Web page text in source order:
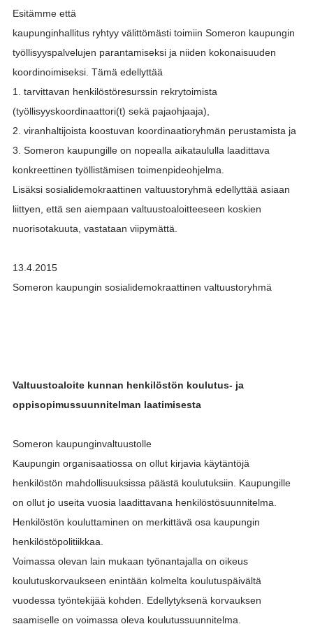
Esitämme että
kaupunginhallitus ryhtyy välittömästi toimiin Someron kaupungin
työllisyyspalvelujen parantamiseksi ja niiden kokonaisuuden
koordinoimiseksi. Tämä edellyttää
1. tarvittavan henkilöstöresurssin rekrytoimista
(työllisyyskoordinaattori(t) sekä pajaohjaaja),
2. viranhaltijoista koostuvan koordinaatioryhmän perustamista ja
3. Someron kaupungille on nopealla aikataululla laadittava
konkreettinen työllistämisen toimenpideohjelma.
Lisäksi sosialidemokraattinen valtuustoryhmä edellyttää asiaan
liittyen, että sen aiempaan valtuustoaloitteeseen koskien
nuorisotakuuta, vastataan viipymättä.
13.4.2015
Someron kaupungin sosialidemokraattinen valtuustoryhmä
Valtuustoaloite kunnan henkilöstön koulutus- ja
oppisopimussuunnitelman laatimisesta
Someron kaupunginvaltuustolle
Kaupungin organisaatiossa on ollut kirjavia käytäntöjä
henkilöstön mahdollisuuksissa päästä koulutuksiin. Kaupungille
on ollut jo useita vuosia laadittavana henkilöstösuunnitelma.
Henkilöstön kouluttaminen on merkittävä osa kaupungin
henkilöstöpolitiikkaa.
Voimassa olevan lain mukaan työnantajalla on oikeus
koulutuskorvaukseen enintään kolmelta koulutuspäivältä
vuodessa työntekijää kohden. Edellytyksenä korvauksen
saamiselle on voimassa oleva koulutussuunnitelma.